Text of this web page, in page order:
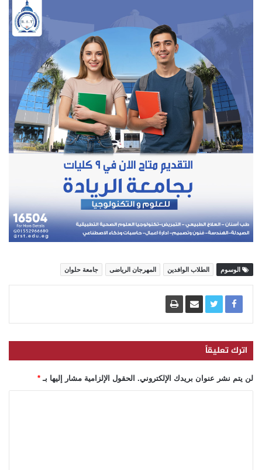
الوسوم الطلاب الوافدين المهرجان الرياضى جامعة حلوان
اترك تعليقاً
لن يتم نشر عنوان بريدك الإلكتروني. الحقول الإلزامية مشار إليها بـ *